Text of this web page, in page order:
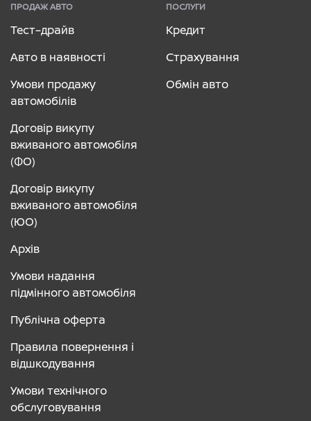
ПРОДАЖ АВТО
Тест–драйв
Авто в наявності
Умови продажу
автомобілів
Договір викупу
вживаного автомобіля
(ФО)
Договір викупу
вживаного автомобіля
(ЮО)
Архів
Умови надання
підмінного автомобіля
Публічна оферта
Правила повернення і
відшкодування
Умови технічного
обслуговування
ПОСЛУГИ
Кредит
Страхування
Обмін авто